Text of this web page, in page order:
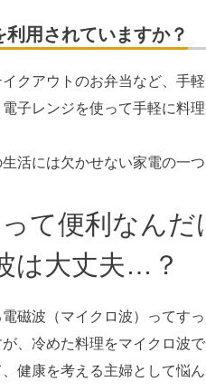
用されていますか？
クアウトのお弁当など、手
子レンジを使って手軽に料
活には欠かせない家電の一つ
て便利なんだ
は大丈夫…？
磁波（マイクロ波）ってすっ
、冷めた料理をマイクロ波
健康を考える主婦として悩ん